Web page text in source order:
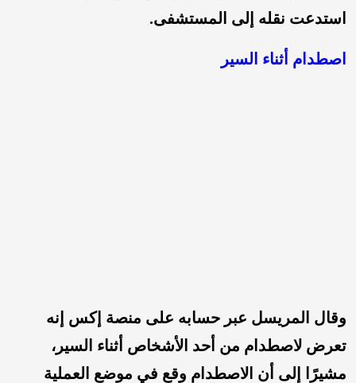
استدعت نقله إلى المستشفى.
اصطدام أثناء السير
وقال المريسل عبر حسابه على منصة إكس إنه
تعرض لاصطدام من أحد الأشخاص أثناء السير،
مشيرًا إلى أن الاصطدام وقع في موضع العملية